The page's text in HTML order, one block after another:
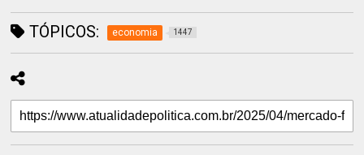
TÓPICOS: economia 1447